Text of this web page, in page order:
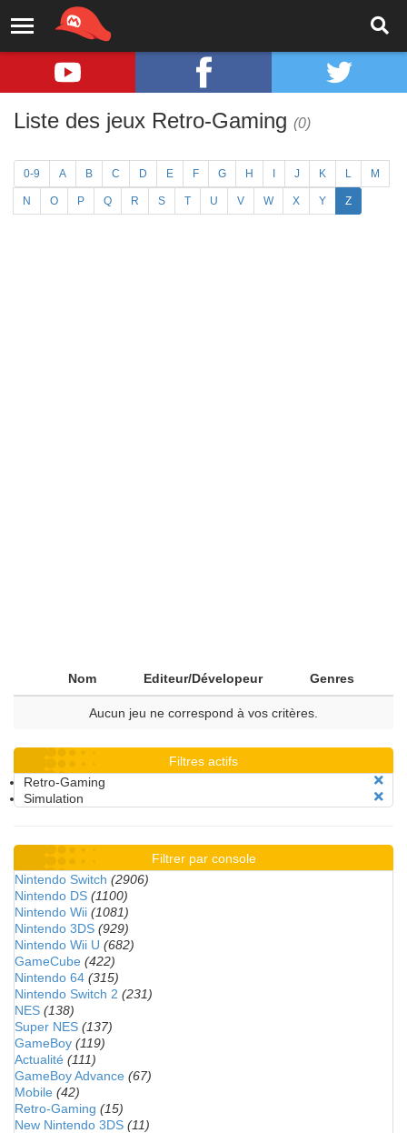
Liste des jeux Retro-Gaming (0)
0-9 A B C D E F G H J K L M
N O P Q R S T U V W X Y Z
Nom Editeur/Dévelopeur Genres
Aucun jeu ne correspond à vos critères.
Filtres actifs
Retro-Gaming
Simulation
Filtrer par console
Nintendo Switch (2906)
Nintendo DS (1100)
Nintendo Wii (1081)
Nintendo 3DS (929)
Nintendo Wii U (682)
GameCube (422)
Nintendo 64 (315)
Nintendo Switch 2 (231)
NES (138)
Super NES (137)
GameBoy (119)
Actualité (111)
GameBoy Advance (67)
Mobile (42)
Retro-Gaming (15)
New Nintendo 3DS (11)